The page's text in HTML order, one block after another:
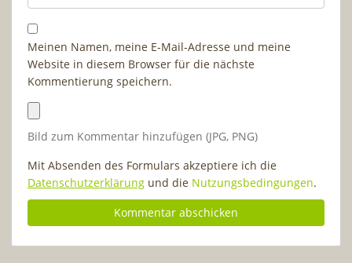
Meinen Namen, meine E-Mail-Adresse und meine
Website in diesem Browser für die nächste
Kommentierung speichern.
Bild zum Kommentar hinzufügen (JPG, PNG)
Mit Absenden des Formulars akzeptiere ich die
Datenschutzerklärung und die Nutzungsbedingungen.